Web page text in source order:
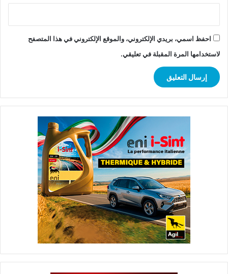
احفظ اسمي، بريدي الإلكتروني، والموقع الإلكتروني في هذا المتصفح
لاستخدامها المرة المقبلة في تعليقي.